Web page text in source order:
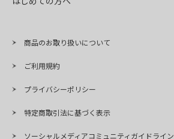
商品のお取り扱いについて
ご利用規約
プライバシーポリシー
特定商取引法に基づく表示
ソーシャルメディアコミュニティガイドライン